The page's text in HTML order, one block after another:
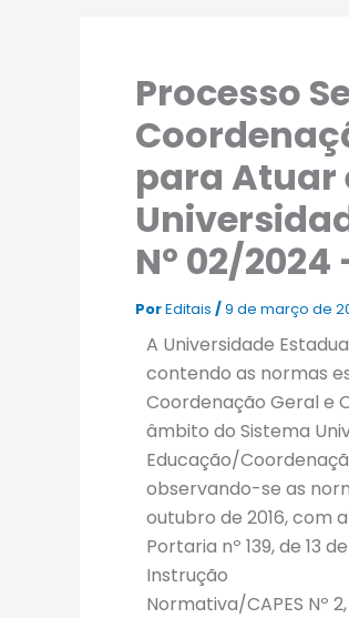
Processo
para Atuar
Nº 02/
PorEditais /9 de março de
A Universidade
contendo as normas
Coordenação Geral e
âmbito do Sistema
Educação/
observando-se as
outubro de 2016, com
Portaria nº 139, de 13
Instrução
Normativa/CAPES Nº